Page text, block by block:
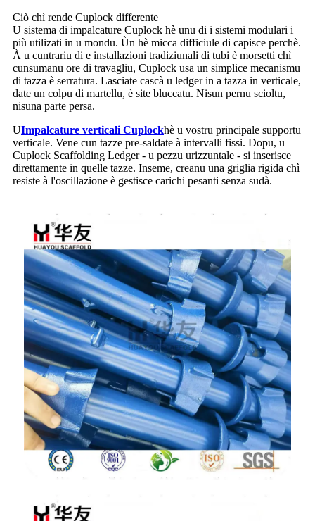
Ciò chì rende Cuplock differente
U sistema di impalcature Cuplock hè unu di i sistemi modulari i
più utilizati in u mondu. Ùn hè micca difficiule di capisce perchè.
À u cuntrariu di e installazioni tradiziunali di tubi è morsetti chì
cunsumanu ore di travagliu, Cuplock usa un simplice mecanismu
di tazza è serratura. Lasciate cascà u ledger in a tazza in verticale,
date un colpu di martellu, è site bluccatu. Nisun pernu scioltu,
nisuna parte persa.
UImpalcature verticali Cuplockhè u vostru principale supportu
verticale. Vene cun tazze pre-saldate à intervalli fissi. Dopu, u
Cuplock Scaffolding Ledger - u pezzu urizzuntale - si inserisce
direttamente in quelle tazze. Inseme, creanu una griglia rigida chì
resiste à l'oscillazione è gestisce carichi pesanti senza sudà.